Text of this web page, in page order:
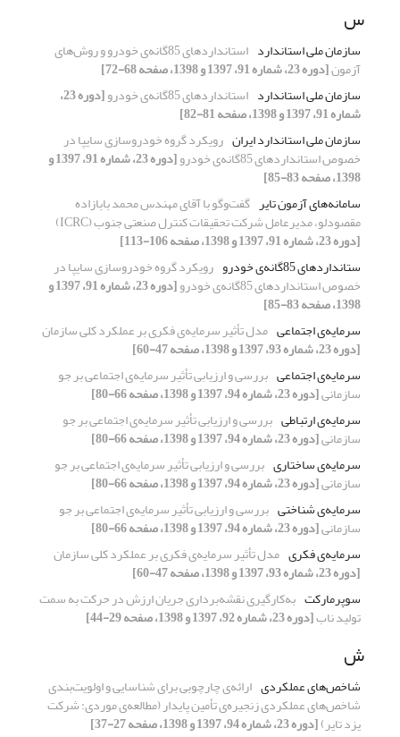
س
سازمان ملی استاندارد استانداردهای 85گانه‌ی خودرو و روش‌های
آزمون[دوره 23، شماره 91، 1397 و 1398، صفحه 68-72]
سازمان ملی استاندارد استانداردهای 85‌گانه‌ی خودرو [دوره 23،
شماره 91، 1397 و 1398، صفحه 81-82]
سازمان ملی استاندارد ایران رویکرد گروه خودروسازی سایپا در
خصوص استانداردهای 85‌گانه‌ی خودرو [دوره 23، شماره 91، 1397 و
1398، صفحه 83-85]
سامانه‌های آزمون تایر گفت‌وگو با آقای مهندس محمد بابازاده
مقصودلو، مدیرعامل شرکت تحقیقات کنترل صنعتی جنوب (ICRC)
[دوره 23، شماره 91، 1397 و 1398، صفحه 106-113]
ستانداردهای 85‌گانه‌ی خودرو
رویکرد گروه خودروسازی سایپا در
خصوص استانداردهای 85‌گانه‌ی خودرو [دوره 23، شماره 91، 1397 و
1398، صفحه 83-85]
سرمایه‌ی اجتماعی مدل تأثیر سرمایه‌ی فکری بر عملکرد کلی سازمان
[دوره 23، شماره 93، 1397 و 1398، صفحه 47-60]
سرمایه‌ی اجتماعی بررسی و ارزیابی تأثیر سرمایه‌ی اجتماعی بر جو
سازمانی[دوره 23، شماره 94، 1397 و 1398، صفحه 66-80]
سرمایه‌ی ارتباطی بررسی و ارزیابی تأثیر سرمایه‌ی اجتماعی بر جو
سازمانی[دوره 23، شماره 94، 1397 و 1398، صفحه 66-80]
سرمایه‌ی ساختاری بررسی و ارزیابی تأثیر سرمایه‌ی اجتماعی بر جو
سازمانی[دوره 23، شماره 94، 1397 و 1398، صفحه 66-80]
سرمایه‌ی شناختی بررسی و ارزیابی تأثیر سرمایه‌ی اجتماعی بر جو
سازمانی[دوره 23، شماره 94، 1397 و 1398، صفحه 66-80]
سرمایه‌ی فکری مدل تأثیر سرمایه‌ی فکری بر عملکرد کلی سازمان
[دوره 23، شماره 93، 1397 و 1398، صفحه 47-60]
سوپرمارکت به‌کارگیری نقشه‌برداری جریان ارزش در حرکت به سمت
تولید ناب[دوره 23، شماره 92، 1397 و 1398، صفحه 29-44]
ش
شاخص‌های عملکردی ارائه‌ی چارچوبی برای شناسایی و اولویت‌بندی
شاخص‌های عملکردی زنجیره‌ی تأمین پایدار (مطالعه‌ی موردی: شرکت
یزد تایر)[دوره 23، شماره 94، 1397 و 1398، صفحه 27-37]